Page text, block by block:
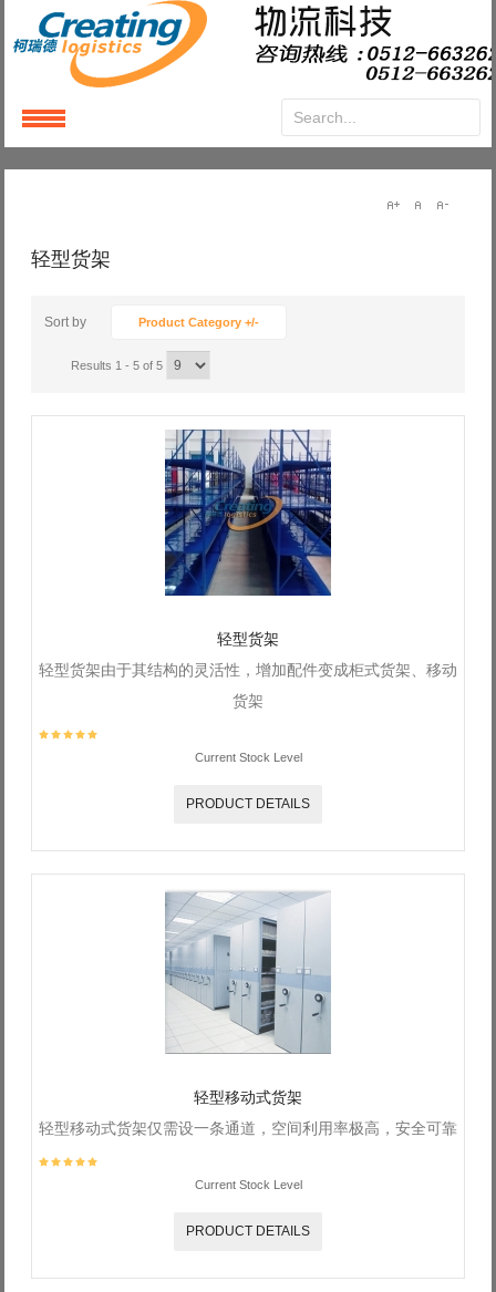
轻型货架
Sort by Product Category +/-
Results 1 - 5 of 5
轻型货架
轻型货架由于其结构的灵活性，增加配件变成柜式货架、移动
货架
Current Stock Level
PRODUCT DETAILS
轻型移动式货架
轻型移动式货架仅需设一条通道，空间利用率极高，安全可靠
Current Stock Level
PRODUCT DETAILS
LoginorRegister
Log in with Facebook